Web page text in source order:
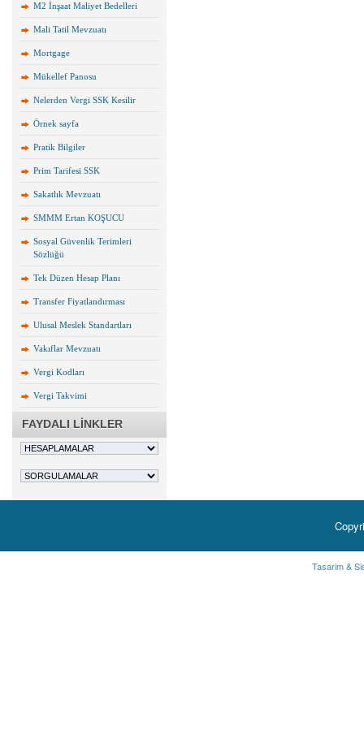
M2 İnşaat Maliyet Bedelleri
Mali Tatil Mevzuatı
Mortgage
Mükellef Panosu
Nelerden Vergi SSK Kesilir
Örnek sayfa
Pratik Bilgiler
Prim Tarifesi SSK
Sakatlık Mevzuatı
SMMM Ertan KOŞUCU
Sosyal Güvenlik Terimleri
Sözlüğü
Tek Düzen Hesap Planı
Transfer Fiyatlandırması
Ulusal Meslek Standartları
Vakıflar Mevzuatı
Vergi Kodları
Vergi Takvimi
FAYDALI LİNKLER
Tasarim &